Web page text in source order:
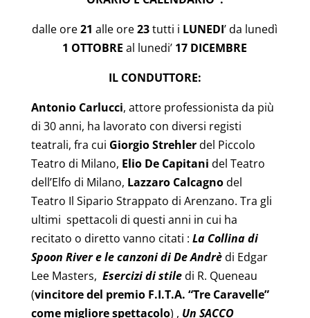
dalle ore21 alle ore23tutti i LUNEDI’ da lunedì
1 OTTOBRE al lunedi’ 17 DICEMBRE
IL CONDUTTORE:
Antonio Carlucci, attore professionista da più
di 30 anni, ha lavorato con diversi registi
teatrali, fra cui Giorgio Strehlerdel Piccolo
Teatro di Milano, Elio De Capitani del Teatro
dell’Elfo di Milano, Lazzaro Calcagnodel
Teatro Il Sipario Strappato di Arenzano. Tra gli
ultimi spettacoli di questi anni in cui ha
recitato o diretto vanno citati : La Collina di
Spoon River e le canzoni di De Andrèdi Edgar
Lee Masters, Esercizi di stiledi R. Queneau
(vincitore del premio F.I.T.A. “Tre Caravelle”
come migliore spettacolo) , Un SACCO